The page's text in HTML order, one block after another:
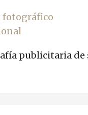
publicitaria de